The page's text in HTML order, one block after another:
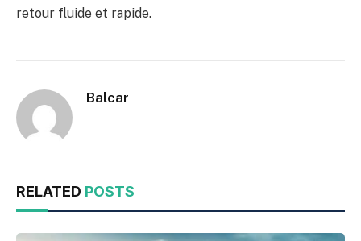
retour fluide et rapide.
Balcar
RELATED POSTS